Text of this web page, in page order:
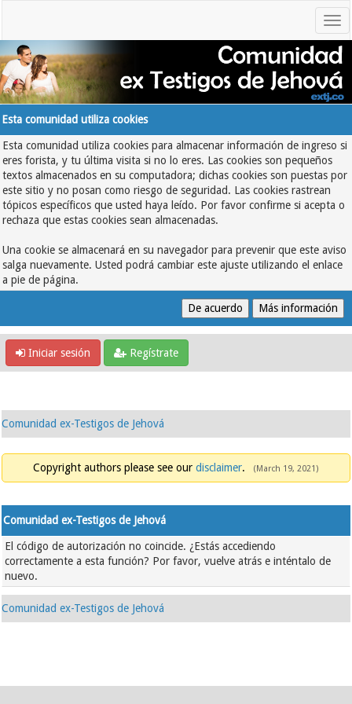
Esta comunidad utiliza cookies
Esta comunidad utiliza cookies para almacenar información de ingreso si
eres forista, y tu última visita si no lo eres. Las cookies son pequeños
textos almacenados en su computadora; dichas cookies son puestas por
este sitio y no posan como riesgo de seguridad. Las cookies rastrean
tópicos específicos que usted haya leído. Por favor confirme si acepta o
rechaza que estas cookies sean almacenadas.
Una cookie se almacenará en su navegador para prevenir que este aviso
salga nuevamente. Usted podrá cambiar este ajuste utilizando el enlace
a pie de página.
Iniciar sesión Regístrate
Comunidad ex-Testigos de Jehová
Copyright authors please see our disclaimer. (March 19, 2021)
Comunidad ex-Testigos de Jehová
El código de autorización no coincide. ¿Estás accediendo
correctamente a esta función? Por favor, vuelve atrás e inténtalo de
nuevo.
Comunidad ex-Testigos de Jehová